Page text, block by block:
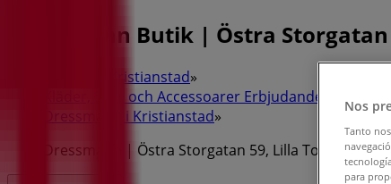
Dressmann Butik | Östra
Tiendeo i Kristianstad»
Kläder, Skor och Accessoarer Erbjudanden i
Dressmann i Kristianstad»
Dressmann | Östra Storgatan 59, Lilla Torg
Nos
Tanto
para